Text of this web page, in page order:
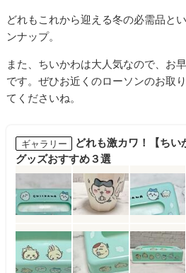
どれもこれから迎える冬の必需品と
ンナップ。
また、ちいかわは大人気なので、お
です。ぜひお近くのローソンのお取
てくださいね。
ギャラリー
どれも激カワ！【ち
グッズおすすめ３選